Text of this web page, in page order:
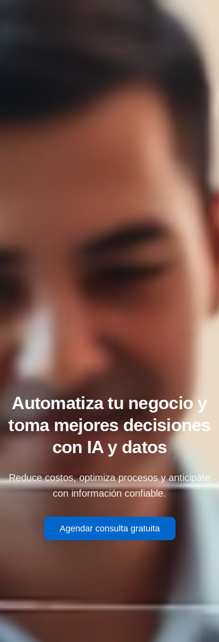
Automatiza tu negocio y
toma mejores decisiones
con IA y datos
Reduce costos, optimiza procesos y anticipáte
con información confiable.
Agendar consulta gratuita